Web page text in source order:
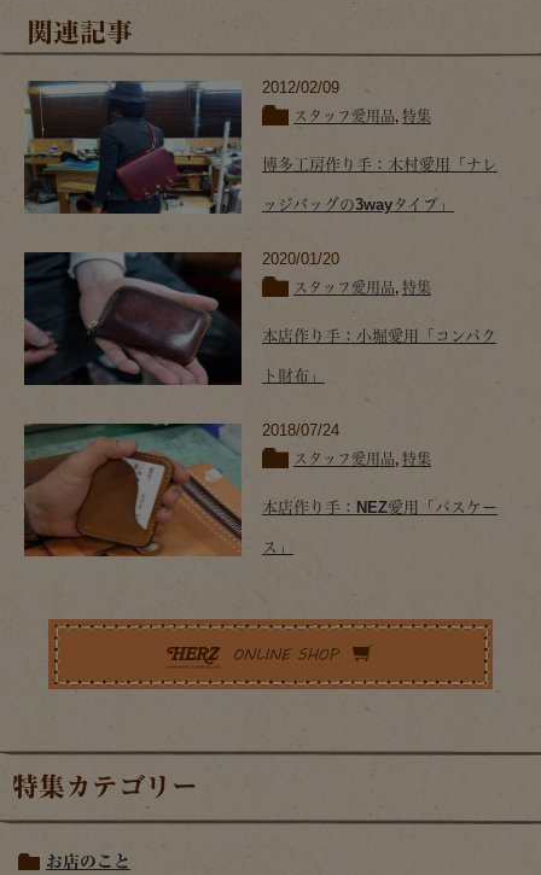
関連記事
2012/02/09
スタッフ愛用品, 特集
博多工房作り手：木村愛用「ナレ
ッジバッグの3wayタイプ」
2020/01/20
スタッフ愛用品, 特集
本店作り手：小堀愛用「コンパク
ト財布」
2018/07/24
スタッフ愛用品, 特集
本店作り手：NEZ愛用「パスケー
ス」
特集カテゴリー
お店のこと